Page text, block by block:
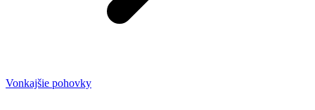
Vonkajšie pohovky